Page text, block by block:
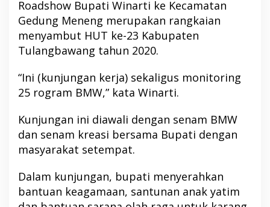
Roadshow Bupati Winarti ke Kecamatan
Gedung Meneng merupakan rangkaian
menyambut HUT ke-23 Kabupaten
Tulangbawang tahun 2020.
“Ini (kunjungan kerja) sekaligus monitoring
25 rogram BMW,” kata Winarti.
Kunjungan ini diawali dengan senam BMW
dan senam kreasi bersama Bupati dengan
masyarakat setempat.
Dalam kunjungan, bupati menyerahkan
bantuan keagamaan, santunan anak yatim